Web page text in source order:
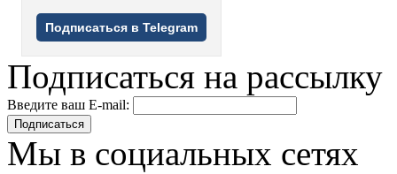
Подписаться в Telegram
Подписаться на рассылку
Введите ваш E-mail:
Подписаться
Мы в социальных сетях